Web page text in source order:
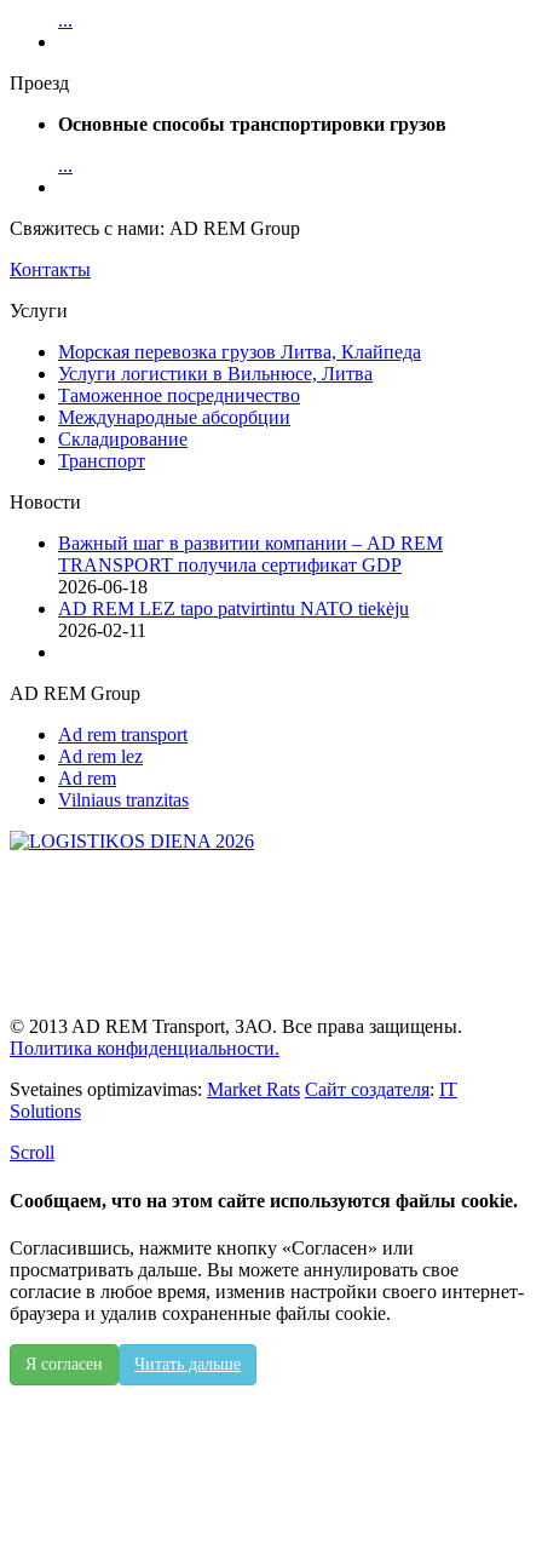
...
Проезд
Основные способы транспортировки грузов
...
Свяжитесь с нами: AD REM Group
Контакты
Услуги
Морская перевозка грузов Литва, Клайпеда
Услуги логистики в Вильнюсе, Литва
Таможенное посредничество
Международные абсорбции
Складирование
Транспорт
Новости
Важный шаг в развитии компании – AD REM
TRANSPORT получила сертификат GDP
2026-06-18
AD REM LEZ tapo patvirtintu NATO tiekėju
2026-02-11
AD REM Group
Ad rem transport
Ad rem lez
Ad rem
Vilniaus tranzitas
© 2013 AD REM Transport, ЗАО. Все права защищены.
Политика конфиденциальности.
Svetaines optimizavimas: Market Rats Сайт создателя: IT
Solutions
Scroll
Сообщаем, что на этом сайте используются файлы cookie.
Согласившись, нажмите кнопку «Согласен» или
просматривать дальше. Вы можете аннулировать свое
согласие в любое время, изменив настройки своего интернет-
браузера и удалив сохраненные файлы cookie.
Я согласен Читать дальше